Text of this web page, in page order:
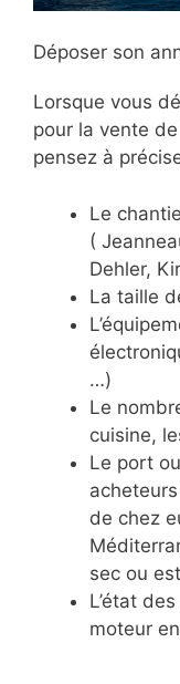
Déposer son
Lorsque vous
pour la vente
pensez à
Le
(
Dehler,
La taille
…)
Le
cuisine,
Le port
de chez
sec ou
L’état
moteur